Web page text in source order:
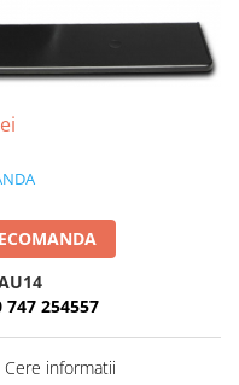
747 254557
Cere informatii